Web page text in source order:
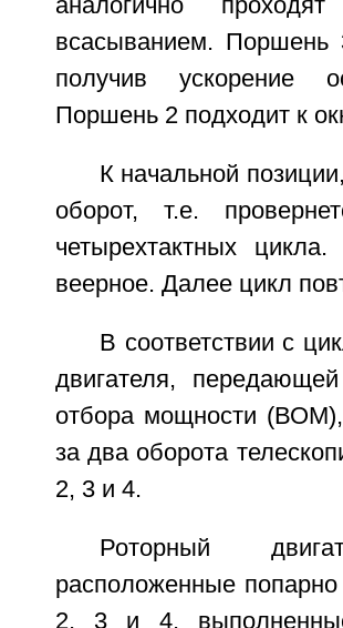
аналогично
всасыванием. Поршень
получив ускорение
Поршень 2 подходит к
К начальной
оборот, т.е.
четырехтактных
веерное. Далее цикл
В соответствии с
двигателя,
отбора мощности
за два оборота
2, 3 и 4.
Роторный
расположенные
2, 3 и 4,